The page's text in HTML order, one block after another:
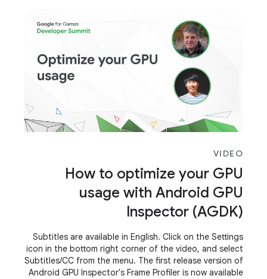
VIDEO
How to optimize your GPU
usage with Android GPU
Inspector (AGDK)
Subtitles are available in English. Click on the Settings
icon in the bottom right corner of the video, and select
Subtitles/CC from the menu. The first release version of
Android GPU Inspector's Frame Profiler is now available